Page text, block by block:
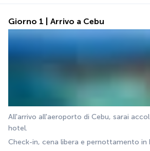
Giorno 1 | Arrivo a Cebu
All'arrivo all'aeroporto di Cebu, sarai
hotel.
Check-in, cena libera e pernottamento in